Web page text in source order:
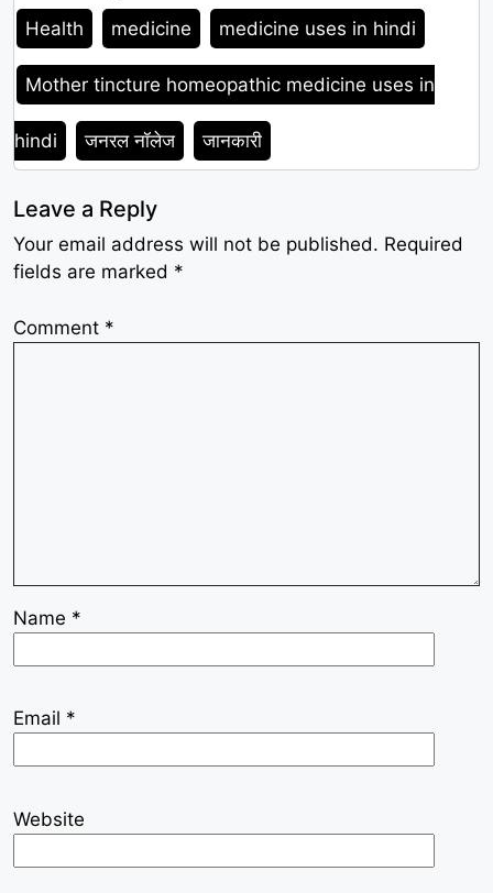
Tags
Health medicine medicine uses in hindi
Mother tincture homeopathic medicine uses in
hindi जनरल नॉलेज जानकारी
Leave a Reply
Your email address will not be published. Required
fields are marked *
Comment *
Name *
Email *
Website